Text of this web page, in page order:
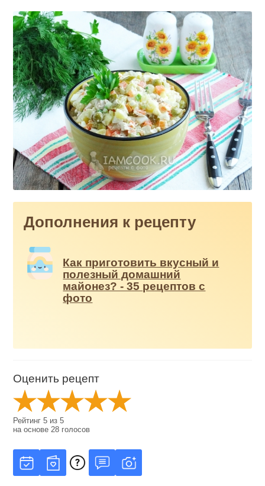
Дополнения к рецепту
Как приготовить вкусный и
полезный домашний
майонез? - 35 рецептов с
фото
Оценить рецепт
Рейтинг5 из5
на основе28 голосов